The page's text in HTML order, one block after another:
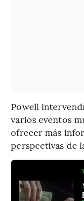
Powell
varios eventos
ofrecer más
perspectivas de